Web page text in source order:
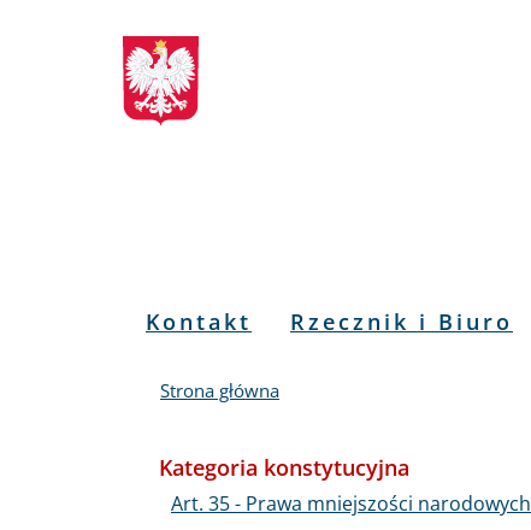
Biuletyn
Informacji
Publicznej
Menu
Kontakt Rzecznik i Biuro
Strona główna
Kategoria konstytucyjna
Art. 35 - Prawa mniejszości narodowych